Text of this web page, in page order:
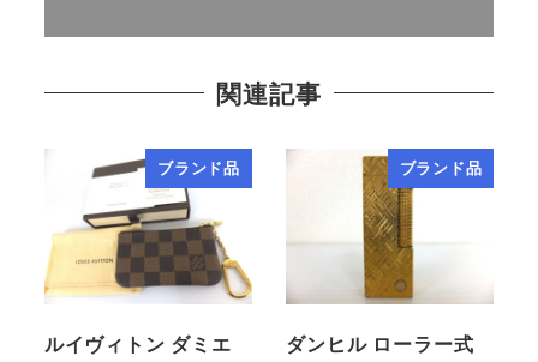
関連記事
ブランド品
ルイヴィトン ダミエ
ブランド品
ダンヒル ローラー式